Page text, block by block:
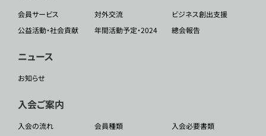
会員サービス 対外交流
ビジネス創出支援
公益活動・社会貢献
年間活動予定・2024 總会報告
ニュース
お知らせ
入会ご案内
入会の流れ 会員種類
入会必要書類